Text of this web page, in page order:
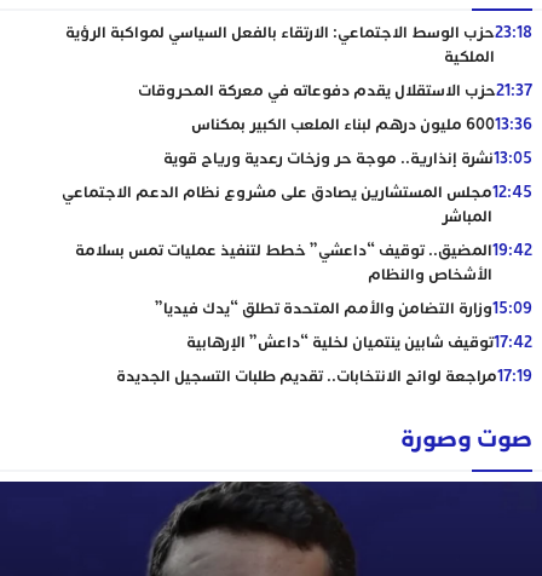
23:18حزب الوسط الاجتماعي: الارتقاء بالفعل السياسي لمواكبة الرؤية
الملكية
21:37حزب الاستقلال يقدم دفوعاته في معركة المحروقات
13:36600 مليون درهم لبناء الملعب الكبير بمكناس
13:05نشرة إنذارية.. موجة حر وزخات رعدية ورياح قوية
12:45مجلس المستشارين يصادق على مشروع نظام الدعم الاجتماعي
المباشر
19:42المضيق.. توقيف “داعشي” خطط لتنفيذ عمليات تمس بسلامة
الأشخاص والنظام
15:09وزارة التضامن والأمم المتحدة تطلق “يدك فيديا”
17:42توقيف شابين ينتميان لخلية “داعش” الإرهابية
17:19مراجعة لوائح الانتخابات.. تقديم طلبات التسجيل الجديدة
صوت وصورة